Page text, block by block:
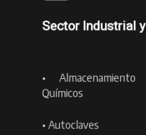
Sector Industrial
•
Químicos
• Autoclaves